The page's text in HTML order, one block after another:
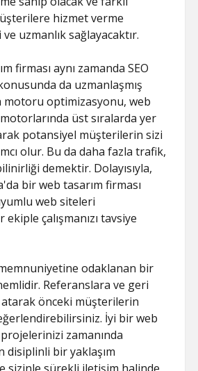
hizmet verme
uzmanlık sağlayacaktır.
firması aynı zamanda SEO
da uzmanlaşmış
motoru optimizasyonu, web
üst sıralarda yer
potansiyel müşterilerin sizi
olur. Bu da daha fazla trafik,
demektir. Dolayısıyla,
bir web tasarım firması
web siteleri
çalışmanızı tavsiye
odaklanan bir
Referanslara ve geri
önceki müşterilerin
İyi bir web
zamanında
disiplinli bir yaklaşım